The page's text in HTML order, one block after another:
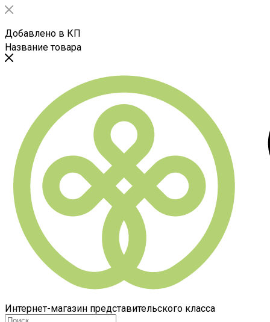
Добавлено в КП
Название товара
Интернет-магазин представительского класса